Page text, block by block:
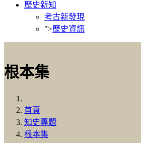
歷史新知
考古新發現
">歷史資訊
根本集
首頁
知史專題
根本集